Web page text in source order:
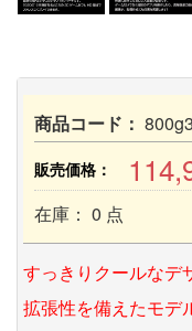
商品コード：
販売価格：
在庫： 0 点
すっきりクールなデ
拡張性を備えたモデ